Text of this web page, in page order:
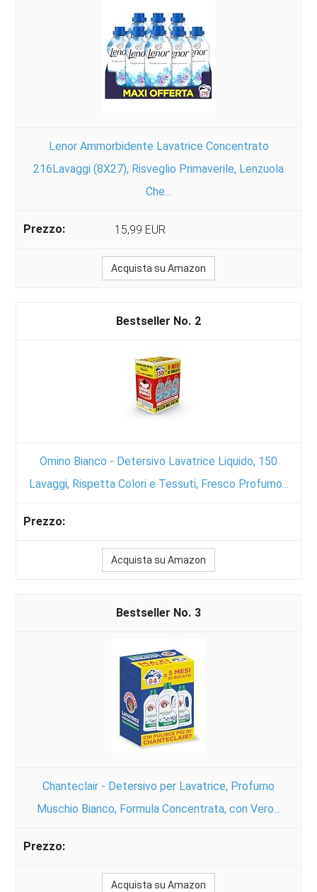
Lenor Ammorbidente Lavatrice Concentrato
216Lavaggi (8X27), Risveglio Primaverile, Lenzuola
Che...
15,99 EUR
Acquista su Amazon
2
Omino Bianco - Detersivo Lavatrice Liquido, 150
Lavaggi, Rispetta Colori e Tessuti, Fresco Profumo...
Acquista su Amazon
3
Chanteclair - Detersivo per Lavatrice, Profumo
Muschio Bianco, Formula Concentrata, con Vero...
Acquista su Amazon